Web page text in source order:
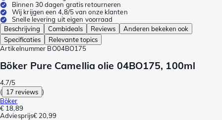
Binnen 30 dagen gratis retourneren
Wij krijgen een 4,8/5 van onze klanten
Snelle levering uit eigen voorraad
Beschrijving
Combideals Reviews
Anderen bekeken ook
Specificaties
Relevante topics
Artikelnummer BO04BO175
Böker Pure Camellia olie 04BO175, 100ml
4.7/5
( 17 reviews )
Böker
€ 18,89
Adviesprijs€ 20,99